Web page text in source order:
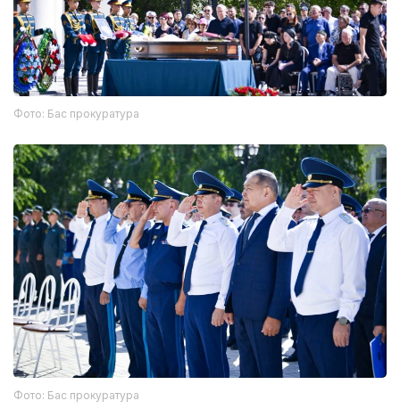
Фото: Бас прокуратура
Фото: Бас прокуратура